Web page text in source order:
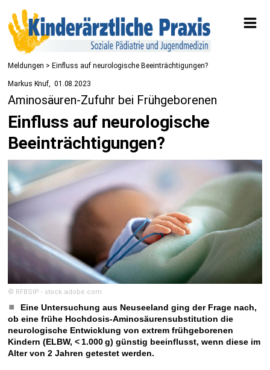
Meldungen > Einfluss auf neurologische Beeinträchtigungen?
Markus Knuf 01.08.2023
Aminosäuren-Zufuhr bei Frühgeborenen
Einfluss auf neurologische
Beeinträchtigungen?
© RFBSIP - stock.adobe.com
Eine Untersuchung aus Neuseeland ging der Frage nach,
ob eine frühe Hochdosis-Aminosäurensubstitution die
neurologische Entwicklung von extrem frühgeborenen
Kindern (ELBW, < 1.000 g) günstig beeinflusst, wenn diese im
Alter von 2 Jahren getestet werden.